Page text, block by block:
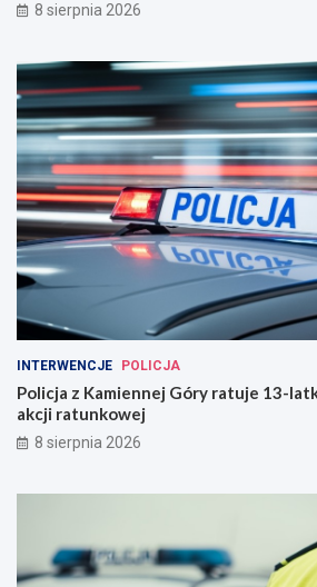
8 sierpnia 2026
INTERWENCJE POLICJA
Policja z Kamiennej Góry ratuje 13-
akcji ratunkowej
8 sierpnia 2026